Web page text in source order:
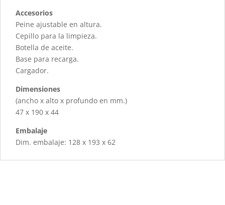
Accesorios
Peine ajustable en altura.
Cepillo para la limpieza.
Botella de aceite.
Base para recarga.
Cargador.
Dimensiones
(ancho x alto x profundo en mm.)
47 x 190 x 44
Embalaje
Dim. embalaje: 128 x 193 x 62